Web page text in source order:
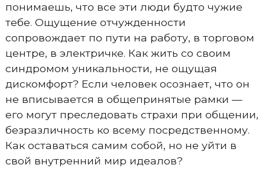
понимаешь, что все эти люди будто чужие
тебе. Ощущение отчужденности
сопровождает по пути на работу, в торговом
центре, в электричке. Как жить со своим
синдромом уникальности, не ощущая
дискомфорт? Если человек осознает, что он
не вписывается в общепринятые рамки —
его могут преследовать страхи при общении,
безразличность ко всему посредственному.
Как оставаться самим собой, но не уйти в
свой внутренний мир идеалов?